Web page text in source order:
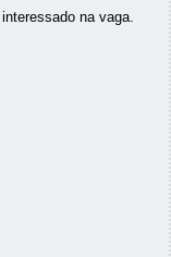
na vaga.